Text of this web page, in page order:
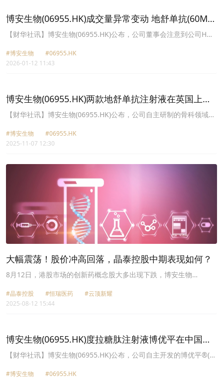
博安生物(06955.HK)成交量异常变动 地舒单抗(60MG)
在玻利维亚获批上市
【财华社讯】博安生物(06955.HK)公布，公司董事会注意到公司H股
合理查询后，董事会确认，除下文所披露者外，其并不知悉任何导致
该等成交量变动的原因；任何须公布以避免公司证券出现虚假市场的
限公司通知，于2025年12月12日，绿叶制药的全资附属公司Luye
Geneora Holding Limited已发行若干可交换优先股。该等可交换优
先股赋予其持有人权利，可将有关股份交换为绿叶制药集团所持有的
先股后，彼等将促致将约1亿股H股转入发行人指定保管账户。此外，
董事会宣布，其自主研发的地舒单抗注射液(60mg)(代号BA6101)已
#博安生物
#06955.HK
2026-01-12 11:43
博安生物(06955.HK)两款地舒单抗注射液在英国上市
申请获受理
【财华社讯】博安生物(06955.HK)公布，公司自主研制的骨科领域的
120mg(BA1102)的英国上市许可申请已获得英国药品和医疗健康产
品管理局(MHRA)受理。
#博安生物
#06955.HK
2025-11-07 12:30
大幅震荡！股价冲高回落，晶泰控股中期表现如何？
8月12日，港股市场的创新药概念股大多出现下跌，博安生物
（01952.HK）、金斯瑞生物科技（01548.HK）等多股跌逾3%。
#晶泰控股 #恒瑞医药
#云顶新耀
2025-08-12 15:44
博安生物(06955.HK)度拉糖肽注射液博优平在中国获
批上市
【财华社讯】博安生物(06955.HK)公布，公司自主开发的博优平®(度
糖尿病患者的血糖控制。该产品是全球首个且当前唯一获批上市的度
#博安生物
#06955.HK